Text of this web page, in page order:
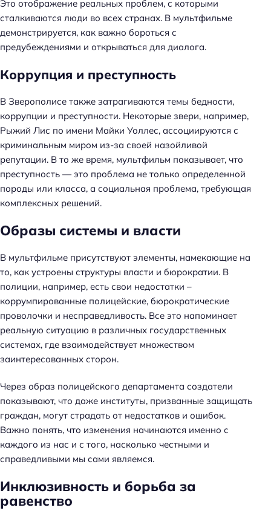
Это отображение реальных проблем, с которыми
сталкиваются люди во всех странах. В мультфильме
демонстрируется, как важно бороться с
предубеждениями и открываться для диалога.
Коррупция и преступность
В Зверополисе также затрагиваются темы бедности,
коррупции и преступности. Некоторые звери, например,
Рыжий Лис по имени Майки Уоллес, ассоциируются с
криминальным миром из-за своей назойливой
репутации. В то же время, мультфильм показывает, что
преступность — это проблема не только определенной
породы или класса, а социальная проблема, требующая
комплексных решений.
Образы системы и власти
В мультфильме присутствуют элементы, намекающие на
то, как устроены структуры власти и бюрократии. В
полиции, например, есть свои недостатки –
коррумпированные полицейские, бюрократические
проволочки и несправедливость. Все это напоминает
реальную ситуацию в различных государственных
системах, где взаимодействует множеством
заинтересованных сторон.
Через образ полицейского департамента создатели
показывают, что даже институты, призванные защищать
граждан, могут страдать от недостатков и ошибок.
Важно понять, что изменения начинаются именно с
каждого из нас и с того, насколько честными и
справедливыми мы сами являемся.
Инклюзивность и борьба за
равенство